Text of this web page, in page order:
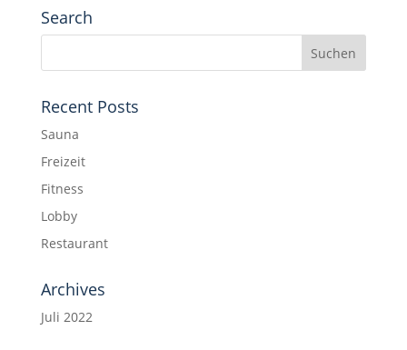
Search
Recent Posts
Sauna
Freizeit
Fitness
Lobby
Restaurant
Archives
Juli 2022